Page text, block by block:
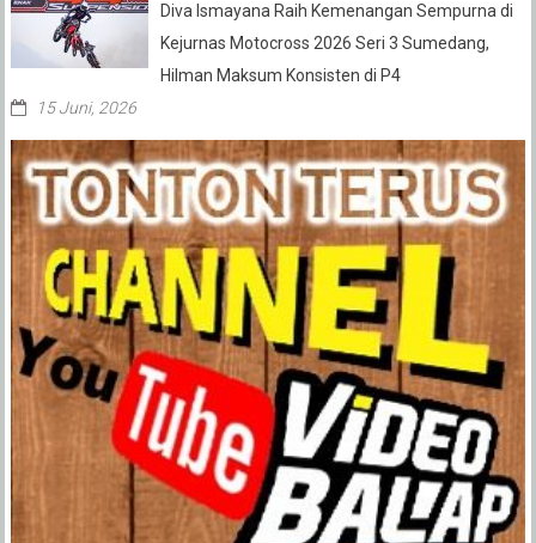
Diva Ismayana Raih Kemenangan Sempurna di
Kejurnas Motocross 2026 Seri 3 Sumedang,
Hilman Maksum Konsisten di P4
15 Juni, 2026